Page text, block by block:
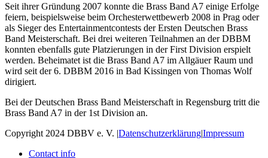
Seit ihrer Gründung 2007 konnte die Brass Band A7 einige Erfolge
feiern, beispielsweise beim Orchesterwettbewerb 2008 in Prag oder
als Sieger des Entertainmentcontests der Ersten Deutschen Brass
Band Meisterschaft. Bei drei weiteren Teilnahmen an der DBBM
konnten ebenfalls gute Platzierungen in der First Division erspielt
werden. Beheimatet ist die Brass Band A7 im Allgäuer Raum und
wird seit der 6. DBBM 2016 in Bad Kissingen von Thomas Wolf
dirigiert.
Bei der Deutschen Brass Band Meisterschaft in Regensburg tritt die
Brass Band A7 in der 1st Division an.
Copyright 2024 DBBV e. V. |Datenschutzerklärung|Impressum
Contact info